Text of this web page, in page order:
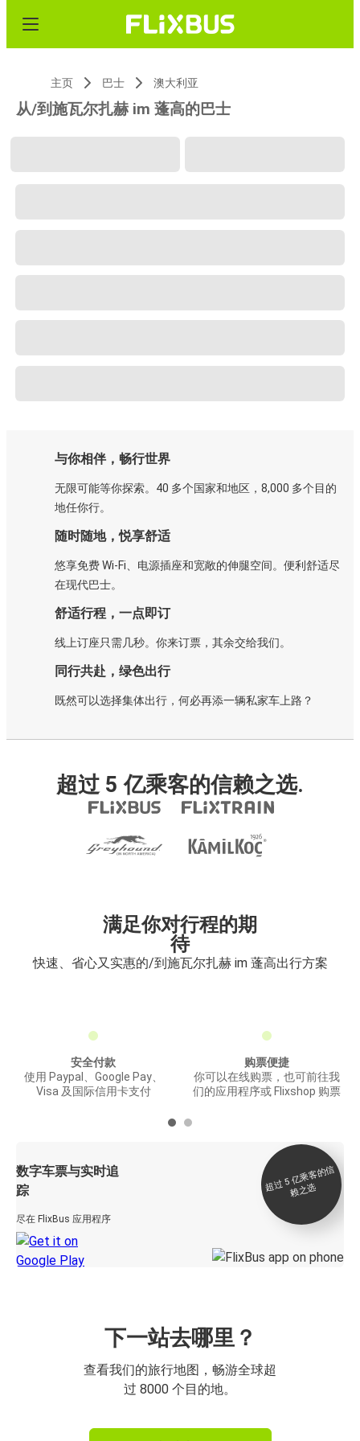
主页 巴士 澳大利亚
从/到施瓦尔扎赫 im 蓬高的巴士
与你相伴，畅行世界
无限可能等你探索。40 多个国家和地区，8,000 多个目的
地任你行。
随时随地，悦享舒适
悠享免费 Wi-Fi、电源插座和宽敞的伸腿空间。便利舒适尽
在现代巴士。
舒适行程，一点即订
线上订座只需几秒。你来订票，其余交给我们。
同行共赴，绿色出行
既然可以选择集体出行，何必再添一辆私家车上路？
超过 5 亿乘客的信赖之选.
满足你对行程的期
待
快速、省心又实惠的/到施瓦尔扎赫 im 蓬高出行方案
安全付款
使用 Paypal、Google Pay、
Visa 及国际信用卡支付
购票便捷
你可以在线购票，也可前往我
们的应用程序或 Flixshop 购票
数字车票与实时追
踪
尽在 FlixBus 应用程序
超
过 5
亿
乘
客
的
信
赖
之
选
下一站去哪里？
查看我们的旅行地图，畅游全球超
过 8000 个目的地。